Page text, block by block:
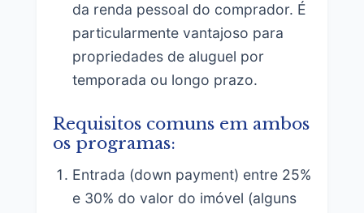
da renda pessoal do comprador. É
particularmente vantajoso para
propriedades de aluguel por
temporada ou longo prazo.
Requisitos comuns em ambos
os programas:
Entrada (down payment) entre 25%
e 30% do valor do imóvel (alguns